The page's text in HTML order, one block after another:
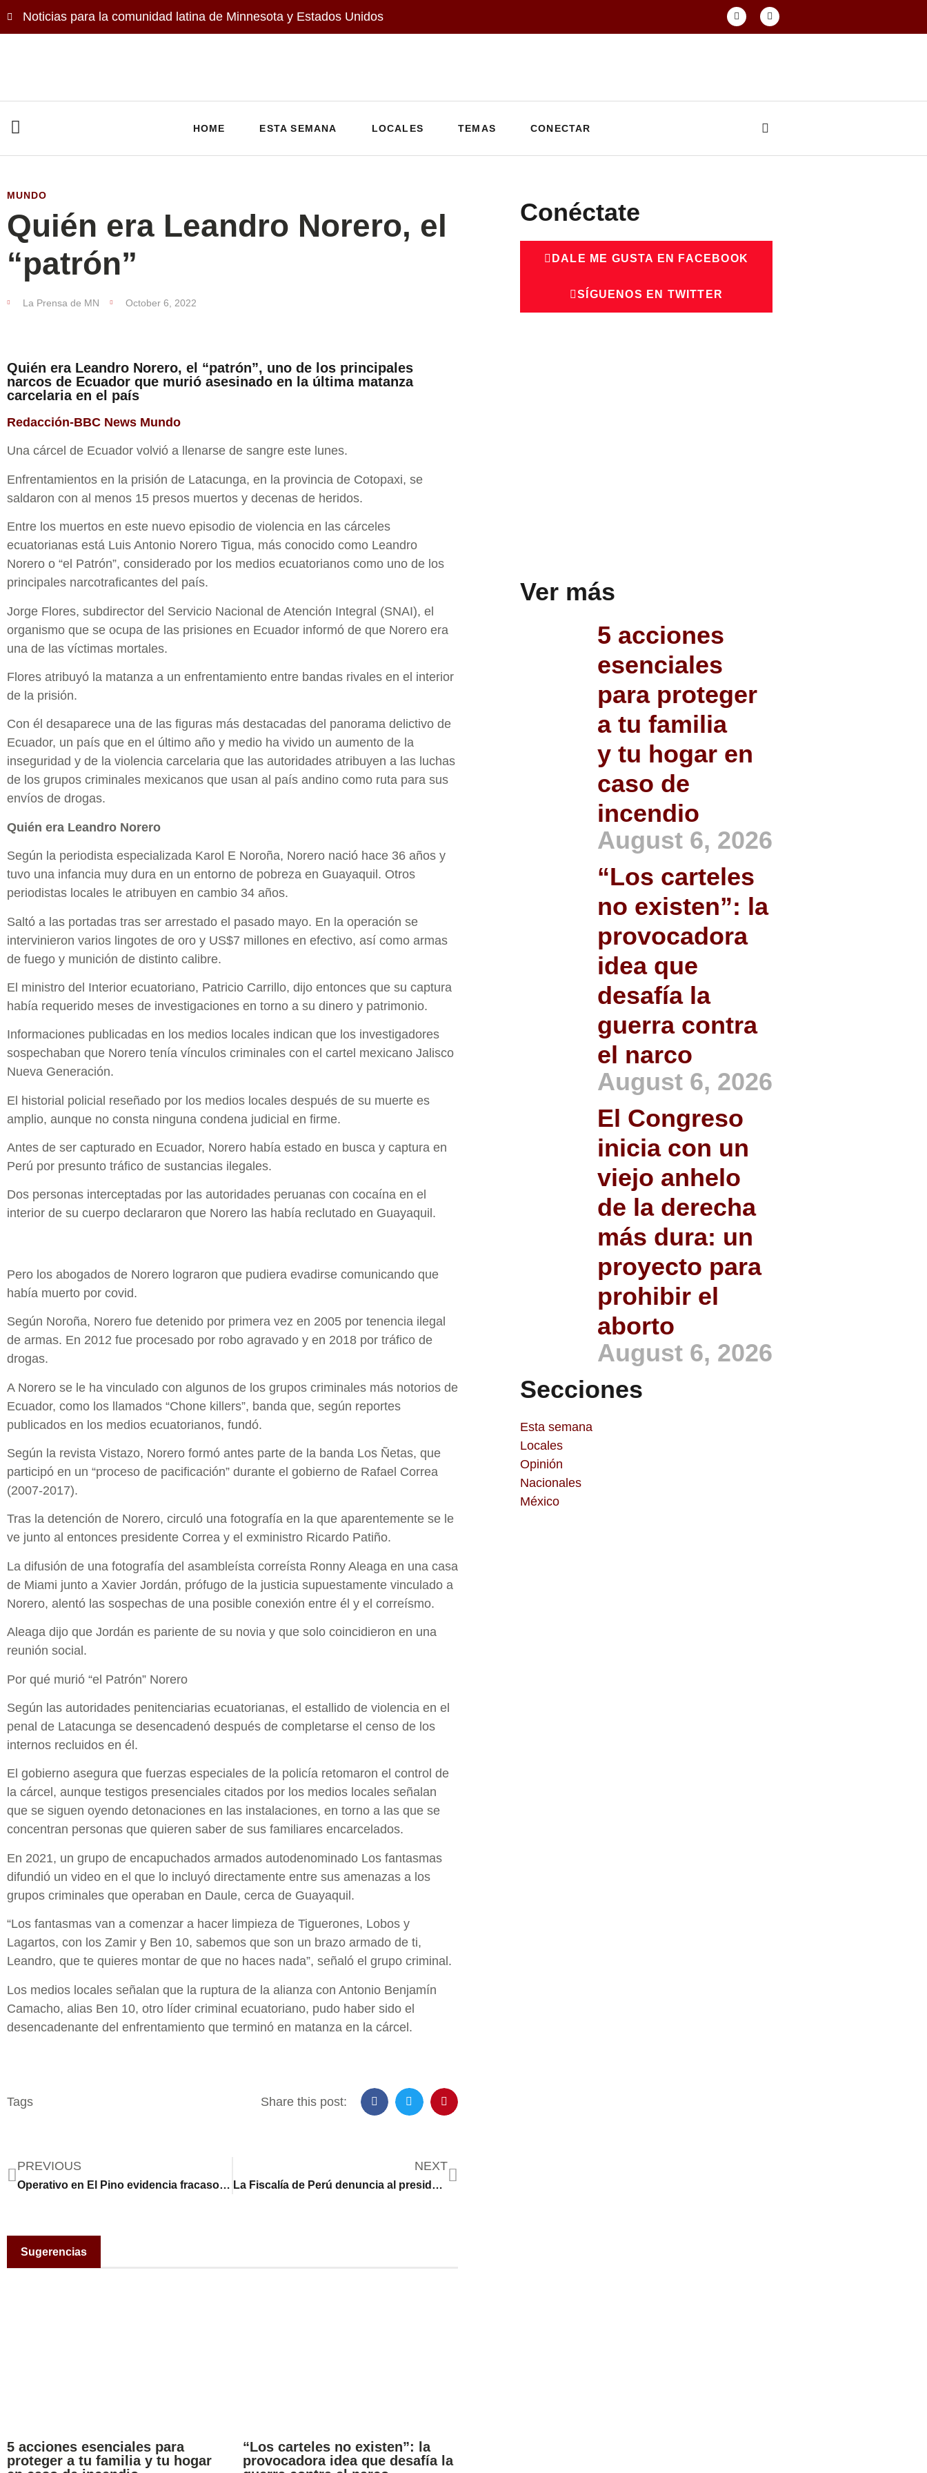
Noticias para la comunidad latina de Minnesota y Estados Unidos
HOME ESTA SEMANA LOCALES TEMAS CONECTAR
MUNDO
Quién era Leandro Norero, el
“patrón”
La Prensa de MN October 6, 2022
Quién era Leandro Norero, el “patrón”, uno de los principales
narcos de Ecuador que murió asesinado en la última matanza
carcelaria en el país
Redacción-BBC News Mundo
Una cárcel de Ecuador volvió a llenarse de sangre este lunes.
Enfrentamientos en la prisión de Latacunga, en la provincia de Cotopaxi, se
saldaron con al menos 15 presos muertos y decenas de heridos.
Entre los muertos en este nuevo episodio de violencia en las cárceles
ecuatorianas está Luis Antonio Norero Tigua, más conocido como Leandro
Norero o “el Patrón”, considerado por los medios ecuatorianos como uno de los
principales narcotraficantes del país.
Jorge Flores, subdirector del Servicio Nacional de Atención Integral (SNAI), el
organismo que se ocupa de las prisiones en Ecuador informó de que Norero era
una de las víctimas mortales.
Flores atribuyó la matanza a un enfrentamiento entre bandas rivales en el interior
de la prisión.
Con él desaparece una de las figuras más destacadas del panorama delictivo de
Ecuador, un país que en el último año y medio ha vivido un aumento de la
inseguridad y de la violencia carcelaria que las autoridades atribuyen a las luchas
de los grupos criminales mexicanos que usan al país andino como ruta para sus
envíos de drogas.
Quién era Leandro Norero
Según la periodista especializada Karol E Noroña, Norero nació hace 36 años y
tuvo una infancia muy dura en un entorno de pobreza en Guayaquil. Otros
periodistas locales le atribuyen en cambio 34 años.
Saltó a las portadas tras ser arrestado el pasado mayo. En la operación se
intervinieron varios lingotes de oro y US$7 millones en efectivo, así como armas
de fuego y munición de distinto calibre.
El ministro del Interior ecuatoriano, Patricio Carrillo, dijo entonces que su captura
había requerido meses de investigaciones en torno a su dinero y patrimonio.
Informaciones publicadas en los medios locales indican que los investigadores
sospechaban que Norero tenía vínculos criminales con el cartel mexicano Jalisco
Nueva Generación.
El historial policial reseñado por los medios locales después de su muerte es
amplio, aunque no consta ninguna condena judicial en firme.
Antes de ser capturado en Ecuador, Norero había estado en busca y captura en
Perú por presunto tráfico de sustancias ilegales.
Dos personas interceptadas por las autoridades peruanas con cocaína en el
interior de su cuerpo declararon que Norero las había reclutado en Guayaquil.
Pero los abogados de Norero lograron que pudiera evadirse comunicando que
había muerto por covid.
Según Noroña, Norero fue detenido por primera vez en 2005 por tenencia ilegal
de armas. En 2012 fue procesado por robo agravado y en 2018 por tráfico de
drogas.
A Norero se le ha vinculado con algunos de los grupos criminales más notorios de
Ecuador, como los llamados “Chone killers”, banda que, según reportes
publicados en los medios ecuatorianos, fundó.
Según la revista Vistazo, Norero formó antes parte de la banda Los Ñetas, que
participó en un “proceso de pacificación” durante el gobierno de Rafael Correa
(2007-2017).
Tras la detención de Norero, circuló una fotografía en la que aparentemente se le
ve junto al entonces presidente Correa y el exministro Ricardo Patiño.
La difusión de una fotografía del asambleísta correísta Ronny Aleaga en una casa
de Miami junto a Xavier Jordán, prófugo de la justicia supuestamente vinculado a
Norero, alentó las sospechas de una posible conexión entre él y el correísmo.
Aleaga dijo que Jordán es pariente de su novia y que solo coincidieron en una
reunión social.
Por qué murió “el Patrón” Norero
Según las autoridades penitenciarias ecuatorianas, el estallido de violencia en el
penal de Latacunga se desencadenó después de completarse el censo de los
internos recluidos en él.
El gobierno asegura que fuerzas especiales de la policía retomaron el control de
la cárcel, aunque testigos presenciales citados por los medios locales señalan
que se siguen oyendo detonaciones en las instalaciones, en torno a las que se
concentran personas que quieren saber de sus familiares encarcelados.
En 2021, un grupo de encapuchados armados autodenominado Los fantasmas
difundió un video en el que lo incluyó directamente entre sus amenazas a los
grupos criminales que operaban en Daule, cerca de Guayaquil.
“Los fantasmas van a comenzar a hacer limpieza de Tiguerones, Lobos y
Lagartos, con los Zamir y Ben 10, sabemos que son un brazo armado de ti,
Leandro, que te quieres montar de que no haces nada”, señaló el grupo criminal.
Los medios locales señalan que la ruptura de la alianza con Antonio Benjamín
Camacho, alias Ben 10, otro líder criminal ecuatoriano, pudo haber sido el
desencadenante del enfrentamiento que terminó en matanza en la cárcel.
Tags Share this post:
PREVIOUS
Operativo en El Pino evidencia fracaso del Plan Control Territorial, señalan expertos
NEXT
La Fiscalía de Perú denuncia al presidente Pedro Castillo
Sugerencias
5 acciones esenciales para
proteger a tu familia y tu hogar
“Los carteles no existen”: la
provocadora idea que desafía la
Conéctate
DALE ME GUSTA EN FACEBOOK
SÍGUENOS EN TWITTER
Ver más
5 acciones
esenciales
para proteger
a tu familia
y tu hogar en
caso de
incendio
August 6, 2026
“Los carteles
no existen”: la
provocadora
idea que
desafía la
guerra contra
el narco
August 6, 2026
El Congreso
inicia con un
viejo anhelo
de la derecha
más dura: un
proyecto para
prohibir el
aborto
August 6, 2026
Secciones
Esta semana
Locales
Opinión
Nacionales
México